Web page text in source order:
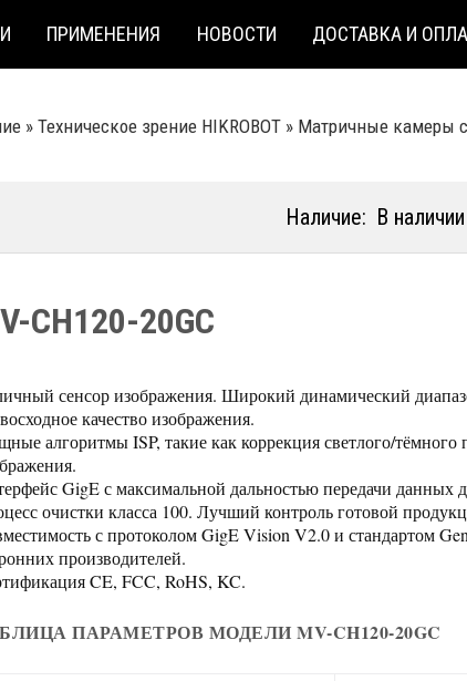
ПРИМЕНЕНИЯ НОВОСТИ ДОСТАВКА И
» Техническое зрение HIKROBOT » Матричные камеры
Наличие: В наличии
CH120-20GC
сенсор изображения. Широкий динамический
качество изображения.
алгоритмы ISP, такие как коррекция светлого/тёмного
GigE с максимальной дальностью передачи данных
очистки класса 100. Лучший контроль готовой
с протоколом GigE Vision V2.0 и стандартом
производителей.
CE, FCC, RoHS, KC.
ПАРАМЕТРОВ МОДЕЛИ MV-CH120-20GC